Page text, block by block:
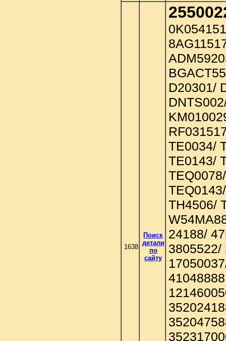
1638
Поиск
детали
по
сайту
D20301/
TE0034/
TE0143/
TH4506/
24188/
3805522/